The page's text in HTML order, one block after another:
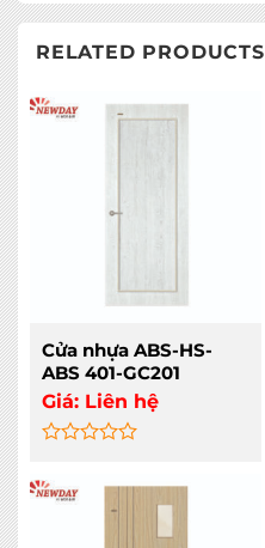
RELATED PRODUCTS
Cửa nhựa ABS-HS-
ABS 401-GC201
Giá: Liên hệ
0
out